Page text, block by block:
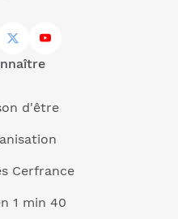
d'être
Cerfrance
1 min 40